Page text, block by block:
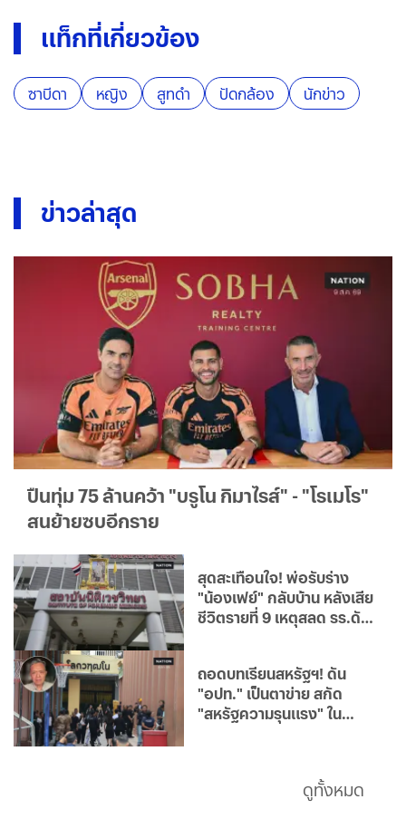
แท็กที่เกี่ยวข้อง
ซาบีดา หญิง สูทดำ ปัดกล้อง นักข่าว
ข่าวล่าสุด
ปืนทุ่ม 75 ล้านคว้า "บรูโน กิมาไรส์" - "โรเมโร"
สนย้ายซบอีกราย
สุดสะเทือนใจ! พ่อรับร่าง
"น้องเฟย์" กลับบ้าน หลังเสีย
ชีวิตรายที่ 9 เหตุสลด รร.ดัง
ถอดบทเรียนสหรัฐฯ! ดัน
"อปท." เป็นตาข่าย สกัด
"สหรัฐความรุนแรง" ใน
ดูทั้งหมด